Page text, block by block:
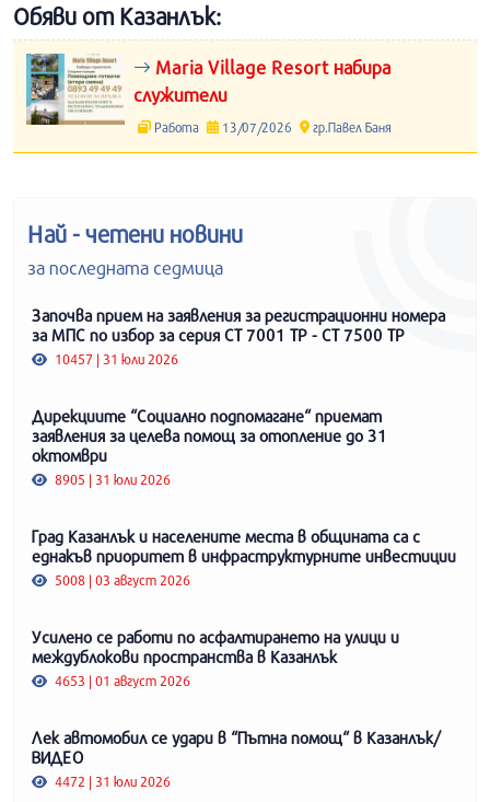
Обяви от Казанлък:
Maria Village Resort набира
служители
Работа 13/07/2026 гр.Павел Баня
Най - четени новини
за последната седмица
Започва прием на заявления за регистрационни номера
за МПС по избор за серия СТ 7001 ТР - СТ 7500 ТР
10457 | 31 юли 2026
Дирекциите “Социално подпомагане“ приемат
заявления за целева помощ за отопление до 31
октомври
8905 | 31 юли 2026
Град Казанлък и населените места в общината са с
еднакъв приоритет в инфраструктурните инвестиции
5008 | 03 август 2026
Усилено се работи по асфалтирането на улици и
междублокови пространства в Казанлък
4653 | 01 август 2026
Лек автомобил се удари в “Пътна помощ“ в Казанлък/
ВИДЕО
4472 | 31 юли 2026